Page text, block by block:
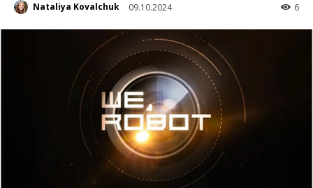
Nataliya Kovalchuk 09.10.2024 6